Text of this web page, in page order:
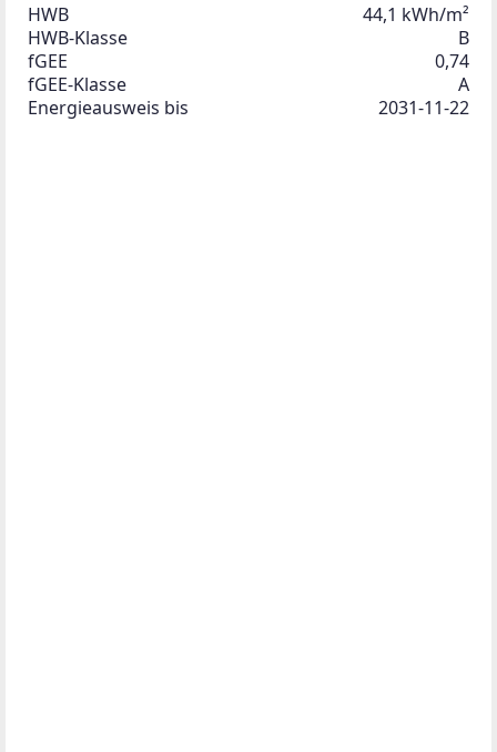
HWB
44,1 kWh/m²
HWB-Klasse
B
fGEE
0,74
fGEE-Klasse
A
Energieausweis bis
2031-11-22